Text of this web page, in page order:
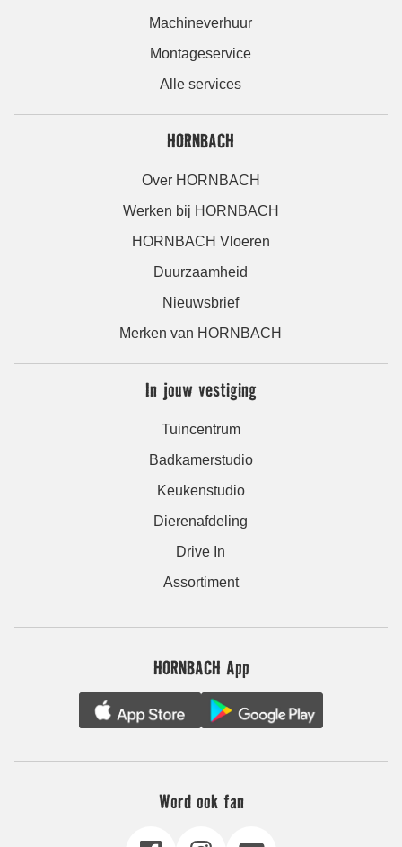
Machineverhuur
Montageservice
Alle services
HORNBACH
Over HORNBACH
Werken bij HORNBACH
HORNBACH Vloeren
Duurzaamheid
Nieuwsbrief
Merken van HORNBACH
In jouw vestiging
Tuincentrum
Badkamerstudio
Keukenstudio
Dierenafdeling
Drive In
Assortiment
HORNBACH App
Word ook fan